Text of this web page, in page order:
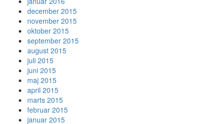
december 2015
november 2015
oktober 2015
september 2015
august 2015
juli 2015
juni 2015
maj 2015
april 2015
marts 2015
februar 2015
januar 2015